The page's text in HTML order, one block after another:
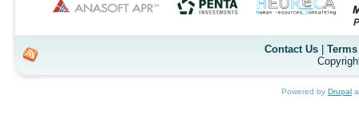
Contact Us|
Powered by Drupal